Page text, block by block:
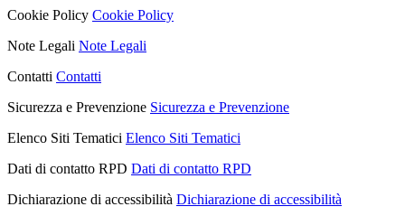
Cookie Policy Cookie Policy
Note Legali Note Legali
Contatti Contatti
Sicurezza e Prevenzione Sicurezza e Prevenzione
Elenco Siti Tematici Elenco Siti Tematici
Dati di contatto RPD Dati di contatto RPD
Dichiarazione di accessibilità Dichiarazione di accessibilità